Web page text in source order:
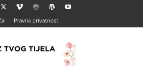
Pravila privatnosti